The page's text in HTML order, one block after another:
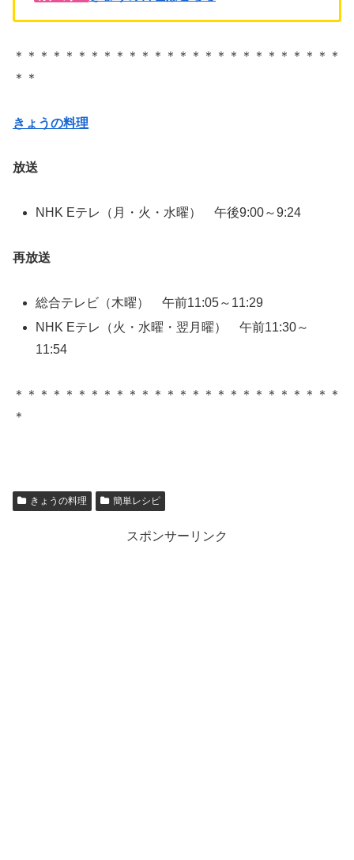
＊＊＊＊＊＊＊＊＊＊＊＊＊＊＊＊＊＊＊＊＊＊＊＊＊＊
＊＊
きょうの料理
放送
NHK Eテレ（月・火・水曜） 午後9:00～9:24
再放送
総合テレビ（木曜） 午前11:05～11:29
NHK Eテレ（火・水曜・翌月曜） 午前11:30～
11:54
＊＊＊＊＊＊＊＊＊＊＊＊＊＊＊＊＊＊＊＊＊＊＊＊＊＊
＊
きょうの料理 簡単レシピ
スポンサーリンク